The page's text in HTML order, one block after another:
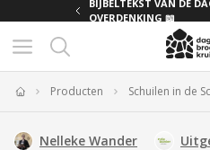
BIJBELTEKST VAN DE
OVERDENKING 📖
Producten Schuilen in de
Nelleke Wander